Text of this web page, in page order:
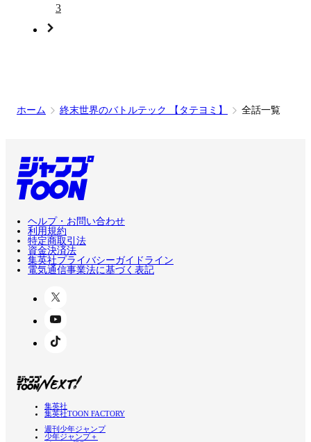
3
ホーム 終末世界のバトルテック 【タテヨミ】 全話一覧
ヘルプ・お問い合わせ
利用規約
特定商取引法
資金決済法
集英社プライバシーガイドライン
電気通信事業法に基づく表記
集英社
集英社TOON FACTORY
週刊少年ジャンプ
少年ジャンプ＋